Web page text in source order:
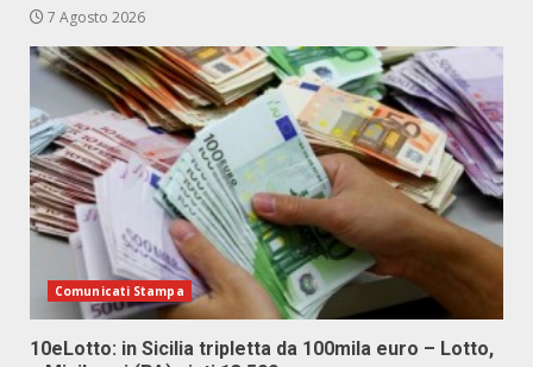
7 Agosto 2026
Comunicati Stampa
10eLotto: in Sicilia tripletta da 100mila euro – Lotto,